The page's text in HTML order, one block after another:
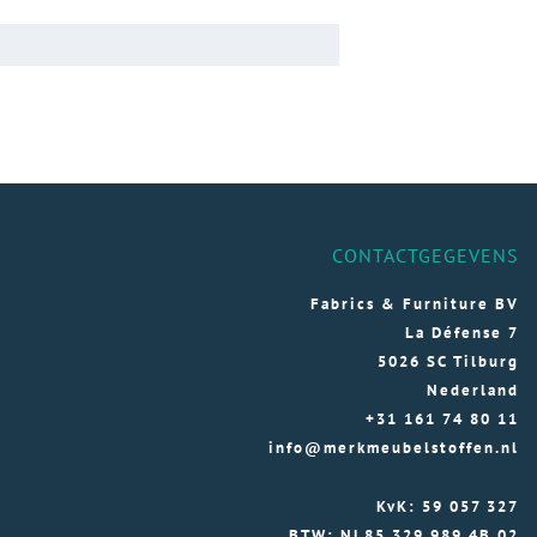
CONTACTGEGEVENS
Fabrics & Furniture BV
La Défense 7
5026 SC Tilburg
Nederland
+31 161 74 80 11
info@merkmeubelstoffen.nl
KvK: 59 057 327